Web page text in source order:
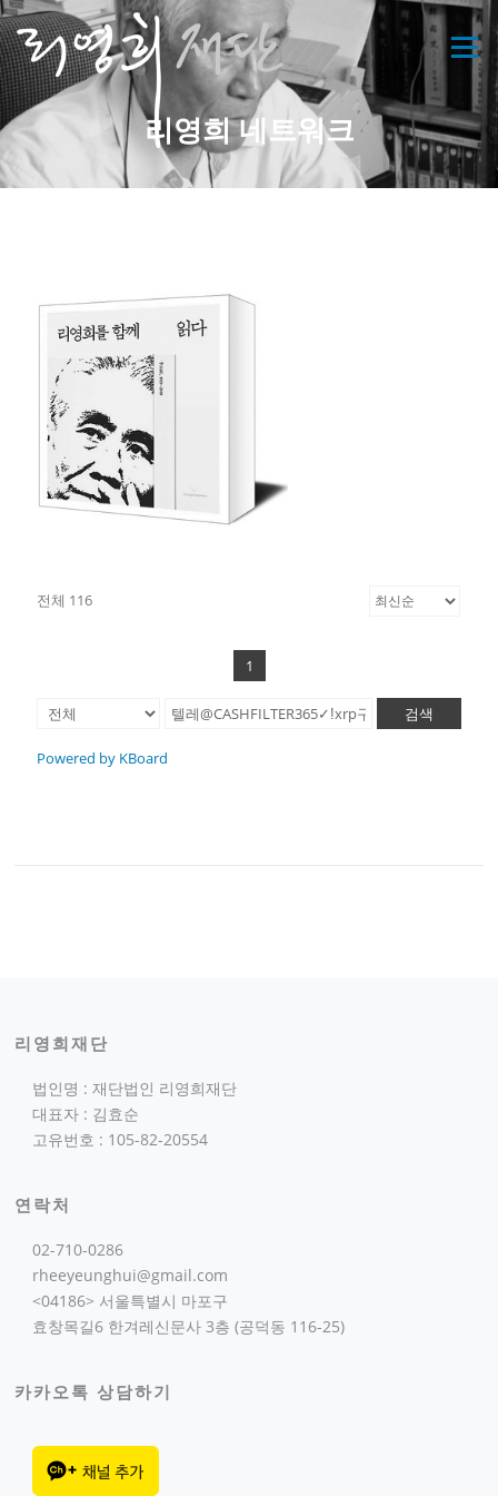
콘
텐
츠
로
바
로
가
기
메뉴
리영희 네트워크
전체 116
1
검색
Powered by KBoard
리영희재단
법인명 : 재단법인 리영희재단
대표자 : 김효순
고유번호 : 105-82-20554
연락처
02-710-0286
rheeyeunghui@gmail.com
<04186> 서울특별시 마포구
효창목길6 한겨레신문사 3층 (공덕동 116-25)
카카오톡 상담하기